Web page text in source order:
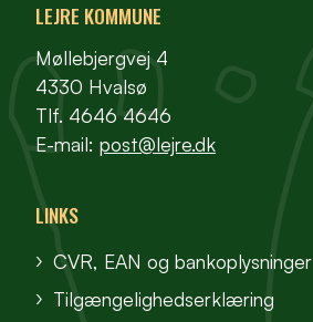
LEJRE KOMMUNE
Møllebjergvej 4
4330 Hvalsø
Tlf. 4646 4646
E-mail: post@lejre.dk
LINKS
CVR, EAN og bankoplysninger
Tilgængelighedserklæring